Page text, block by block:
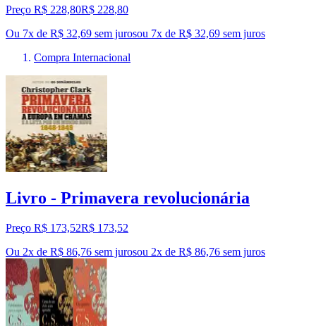
Preço R$ 228,80R$ 228,80
Ou 7x de R$ 32,69 sem jurosou 7x de R$ 32,69 sem juros
Compra Internacional
Livro - Primavera revolucionária
Preço R$ 173,52R$ 173,52
Ou 2x de R$ 86,76 sem jurosou 2x de R$ 86,76 sem juros